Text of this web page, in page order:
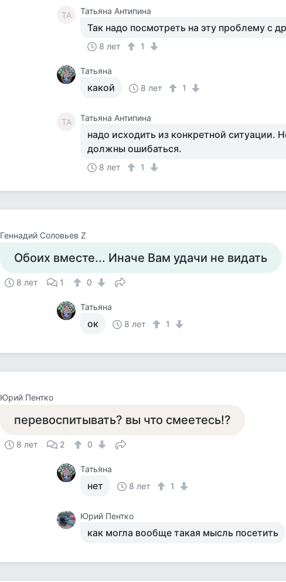
ТА Татьяна Антипина
Так надо посмотреть на эту проблему с
8 лет 1
Татьяна
какой 8 лет 1
ТА Татьяна Антипина
надо исходить из конкретной ситуации.
должны ошибаться.
8 лет 1
Геннадий Соловьев Z
Обоих вместе... Иначе Вам удачи не видать
8 лет 1 0
Татьяна
ок 8 лет 1
Юрий Пентко
перевоспитывать? вы что смеетесь!?
8 лет 2 0
Татьяна
нет 8 лет 1
Юрий Пентко
как могла вообще такая мысль посетить